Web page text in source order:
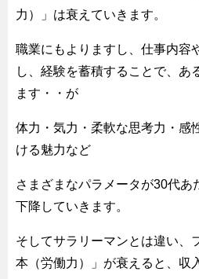
力）」は衰えていきます。
職業にもよりますし、仕事内容
し、経験を蓄積することで、あ
ます・・が
体力・気力・柔軟な思考力・感
ける魅力など
さまざまなパラメータが30代あ
下降していきます。
そしてサラリーマンとは違い、
本（労働力）」が衰えると、収